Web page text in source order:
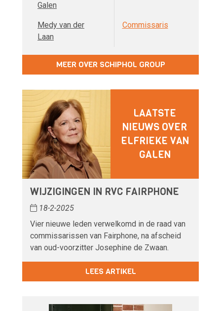
Galen
Medy van der
Laan
Commissaris
MEER OVER SCHIPHOL GROUP
LAATSTE
NIEUWS OVER
ELFRIEKE VAN
GALEN
WIJZIGINGEN IN RVC FAIRPHONE
18-2-2025
Vier nieuwe leden verwelkomd in de raad van
commissarissen van Fairphone, na afscheid
van oud-voorzitter Josephine de Zwaan.
LEES ARTIKEL